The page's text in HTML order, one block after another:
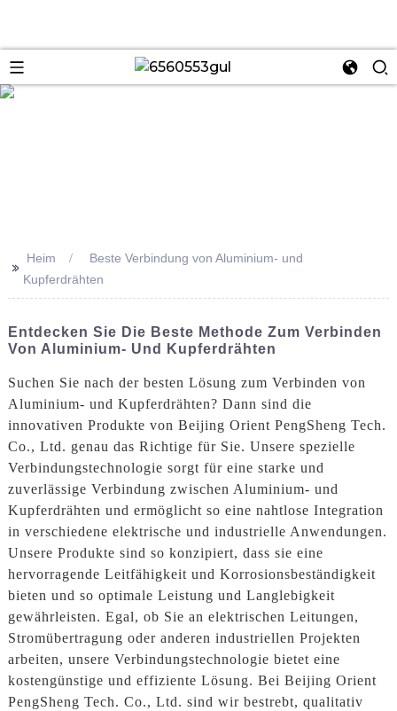
>>
Heim
Beste Verbindung von Aluminium- und
Kupferdrähten
Entdecken Sie Die Beste Methode Zum Verbinden
Von Aluminium- Und Kupferdrähten
Suchen Sie nach der besten Lösung zum Verbinden von
Aluminium- und Kupferdrähten? Dann sind die
innovativen Produkte von Beijing Orient PengSheng Tech.
Co., Ltd. genau das Richtige für Sie. Unsere spezielle
Verbindungstechnologie sorgt für eine starke und
zuverlässige Verbindung zwischen Aluminium- und
Kupferdrähten und ermöglicht so eine nahtlose Integration
in verschiedene elektrische und industrielle Anwendungen.
Unsere Produkte sind so konzipiert, dass sie eine
hervorragende Leitfähigkeit und Korrosionsbeständigkeit
bieten und so optimale Leistung und Langlebigkeit
gewährleisten. Egal, ob Sie an elektrischen Leitungen,
Stromübertragung oder anderen industriellen Projekten
arbeiten, unsere Verbindungstechnologie bietet eine
kostengünstige und effiziente Lösung. Bei Beijing Orient
PengSheng Tech. Co., Ltd. sind wir bestrebt, qualitativ